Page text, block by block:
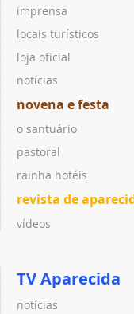
imprensa
locais turísticos
loja oficial
notícias
novena e festa
o santuário
pastoral
rainha hotéis
revista de
vídeos
TV Aparecida
notícias